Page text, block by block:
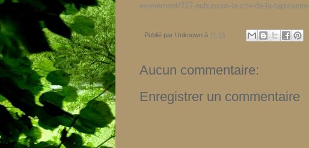
evenement/727-aubusson-la-cite-de-la-
Publié par Unknown à 11:15
Aucun commentaire:
Enregistrer un commentaire